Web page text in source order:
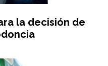
la decisión de